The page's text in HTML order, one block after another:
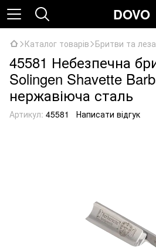
DOVO
Каталог товарів Бритви та леза
45581 Небезпечна
Solingen Shavette
нержавіюча сталь
Артикул: 45581 Написати відгук